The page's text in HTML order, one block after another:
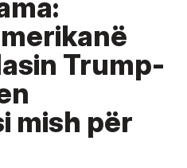
Trump-
mish për